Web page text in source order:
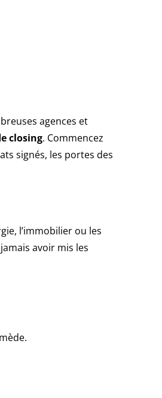
agences et
closing. Commencez
signés, les portes des
l’immobilier ou les
avoir mis les